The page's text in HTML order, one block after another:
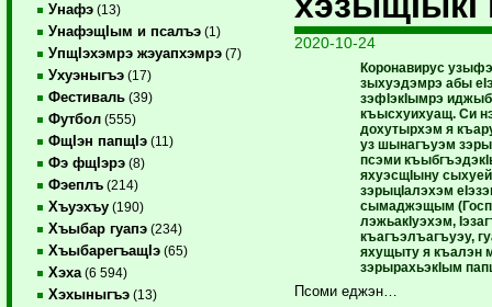
Унафэ (13)
УнафэщIым и псалъэ (1)
УпщIэхэмрэ жэуапхэмрэ (7)
Ухуэныгъэ (17)
Фестиваль (39)
Футбол (555)
ФщIэн папщIэ (11)
Фэ фщIэрэ (8)
Фэеплъ (214)
Хъуэхъу (190)
Хъыбар гуапэ (234)
ХъыбарегъащIэ (65)
Хэха (6 594)
Хэхыныгъэ (13)
2020-10-24
Коронавирус
зыхуэдэмрэ абы
зэфIэкIымрэ
къысхуихуащ. Си
дохутырхэм я
уз шынагъуэм
псэми
яхуэсщIыну
зэрыцIалэхэм
сымаджэщым
лэжьакIуэхэм,
къагъэлъагъуэу,
яхущыту я къалэн
зэрырахьэкIым
Псоми еджэн…